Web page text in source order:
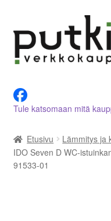
navigointiin
sisältöön
Tietoja meistä
Asiakastilini
Ostoskori
Tule katsomaan mitä
Etusivu Lämmitys ja
IDO Seven D WC-
91533-01